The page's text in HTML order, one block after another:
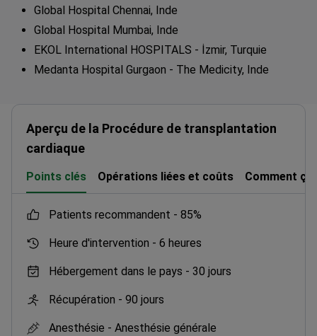
Global Hospital Chennai, Inde
Global Hospital Mumbai, Inde
EKOL International HOSPITALS - İzmir, Turquie
Medanta Hospital Gurgaon - The Medicity, Inde
Aperçu de la Procédure de transplantation
cardiaque
Points clés Opérations liées et coûts Comment
patients recommandent - 85%
Heure d'intervention - 6 heures
Hébergement dans le pays - 30 jours
Récupération - 90 jours
Anesthésie - Anesthésie générale